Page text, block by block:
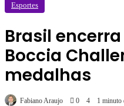
Esportes
Brasil
Boccia
medalhas
Fabiano Araujo 0 4 1 minuto